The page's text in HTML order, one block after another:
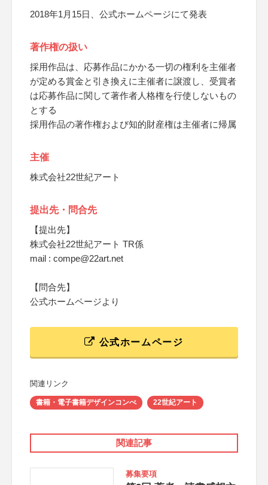
2018年1月15日、公式ホームページにて発表
著作権の扱い
採用作品は、応募作品にかかる一切の権利を主催者
が定める賞金と引き換えに主催者に譲渡し、受賞者
は応募作品に関して著作者人格権を行使しないもの
とする
採用作品の著作権および知的財産権は主催者に帰属
主催
株式会社22世紀アート
提出先・問合先
【提出先】
株式会社22世紀アート TR係
mail : compe@22art.net
【問合先】
公式ホームページより
公式ホームページ
関連リンク
書籍・電子書籍デザインコンぺ 22世紀アート
関連記事
募集要項